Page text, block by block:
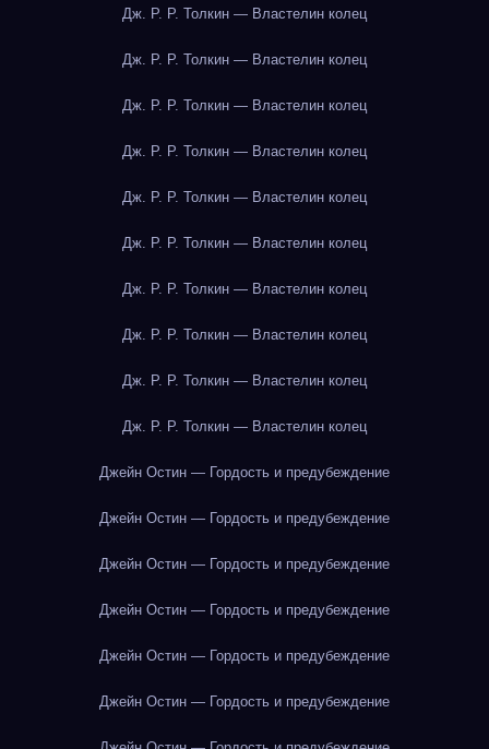
Дж. Р. Р. Толкин — Властелин колец
Дж. Р. Р. Толкин — Властелин колец
Дж. Р. Р. Толкин — Властелин колец
Дж. Р. Р. Толкин — Властелин колец
Дж. Р. Р. Толкин — Властелин колец
Дж. Р. Р. Толкин — Властелин колец
Дж. Р. Р. Толкин — Властелин колец
Дж. Р. Р. Толкин — Властелин колец
Дж. Р. Р. Толкин — Властелин колец
Дж. Р. Р. Толкин — Властелин колец
Джейн Остин — Гордость и предубеждение
Джейн Остин — Гордость и предубеждение
Джейн Остин — Гордость и предубеждение
Джейн Остин — Гордость и предубеждение
Джейн Остин — Гордость и предубеждение
Джейн Остин — Гордость и предубеждение